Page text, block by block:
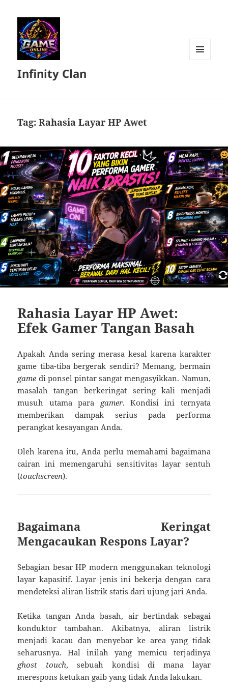
Infinity Clan
Tag:Rahasia Layar HP Awet
Rahasia Layar HP Awet:
Efek Gamer Tangan Basah
Apakah Anda sering merasa kesal karena karakter
game tiba-tiba bergerak sendiri? Memang, bermain
game di ponsel pintar sangat mengasyikkan. Namun,
masalah tangan berkeringat sering kali menjadi
musuh utama para gamer. Kondisi ini ternyata
memberikan dampak serius pada performa
perangkat kesayangan Anda.
Oleh karena itu, Anda perlu memahami bagaimana
cairan ini memengaruhi sensitivitas layar sentuh
(touchscreen).
Bagaimana Keringat
Mengacaukan Respons Layar?
Sebagian besar HP modern menggunakan teknologi
layar kapasitif. Layar jenis ini bekerja dengan cara
mendeteksi aliran listrik statis dari ujung jari Anda.
Ketika tangan Anda basah, air bertindak sebagai
konduktor tambahan. Akibatnya, aliran listrik
menjadi kacau dan menyebar ke area yang tidak
seharusnya. Hal inilah yang memicu terjadinya
ghost touch, sebuah kondisi di mana layar
merespons ketukan gaib yang tidak Anda lakukan.